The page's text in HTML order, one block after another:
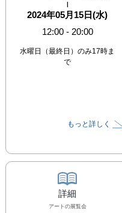
|
2024年05月15日(水)
12:00- 20:00
水曜日（最終日）のみ17時ま
で
もっと詳しく
詳細
アート の展覧会